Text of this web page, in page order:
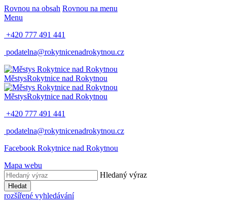
Rovnou na obsah Rovnou na menu
Menu
+420 777 491 441
podatelna@rokytnicenadrokytnou.cz
MěstysRokytnice nad Rokytnou
MěstysRokytnice nad Rokytnou
+420 777 491 441
podatelna@rokytnicenadrokytnou.cz
Facebook Rokytnice nad Rokytnou
Mapa webu
Hledaný výraz
Hledat
rozšířené vyhledávání